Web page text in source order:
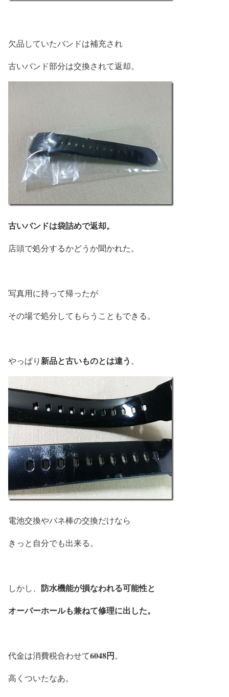
欠品していたバンドは補充され
古いバンド部分は交換されて返却。
古いバンドは袋詰めで返却。
店頭で処分するかどうか聞かれた。
写真用に持って帰ったが
その場で処分してもらうこともできる。
やっぱり新品と古いものとは違う 。
電池交換やバネ棒の交換だけなら
きっと自分でも出来る。
しかし、 防水機能が損なわれる可能性と
オーバーホールも兼ねて修理に出した。
代金は消費税合わせて6048円。
高くついたなあ。